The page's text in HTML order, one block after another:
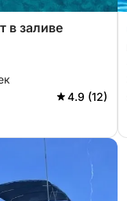
в заливе
4.9 (12)